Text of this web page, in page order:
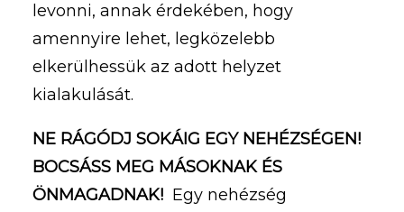
levonni, annak érdekében, hogy
amennyire lehet, legközelebb
elkerülhessük az adott helyzet
kialakulását.
NE RÁGÓDJ SOKÁIG EGY NEHÉZSÉGEN!
BOCSÁSS MEG MÁSOKNAK ÉS
ÖNMAGADNAK! Egy nehézség